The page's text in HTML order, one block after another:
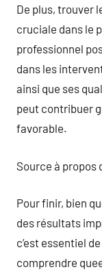
De plus, trouver
cruciale dans le
professionnel
dans les
ainsi que ses
peut contribuer
favorable.
Source à propos
Pour finir, bien
des résultats
c’est essentiel
comprendre